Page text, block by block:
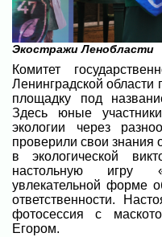
Экостражи Ленобласти
Комитет
Ленинградской области
площадку под
Здесь юные
экологии через
проверили свои
в экологической
настольную игру
увлекательной форме
ответственности.
фотосессия с
Егором.